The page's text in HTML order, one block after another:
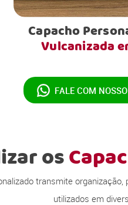
Capacho
Vulcanizada
FALE COM NOSSO
os
transmite
utilizados em